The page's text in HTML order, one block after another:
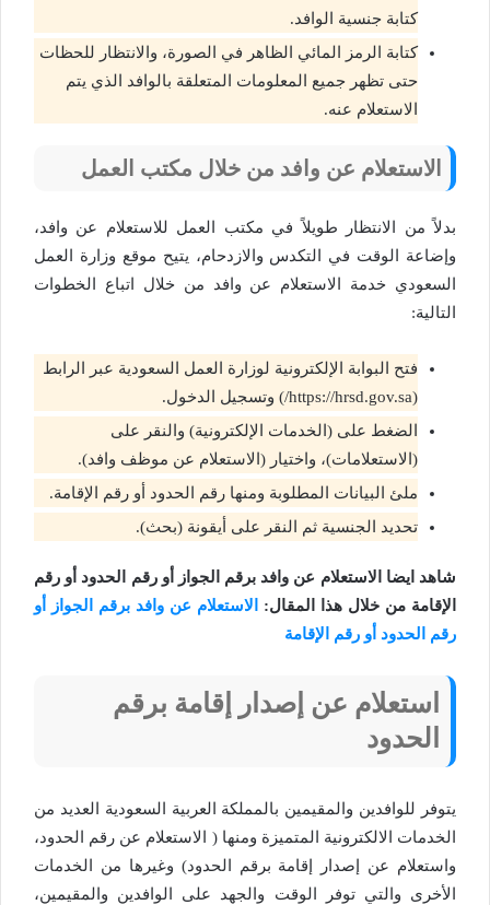
كتابة جنسية الوافد.
كتابة الرمز المائي الظاهر في الصورة، والانتظار للحظات
حتى تظهر جميع المعلومات المتعلقة بالوافد الذي يتم
الاستعلام عنه.
الاستعلام عن وافد من خلال مكتب العمل
بدلاً من الانتظار طويلاً في مكتب العمل للاستعلام عن وافد،
وإضاعة الوقت في التكدس والازدحام، يتيح موقع وزارة العمل
السعودي خدمة الاستعلام عن وافد من خلال اتباع الخطوات
التالية:
فتح البوابة الإلكترونية لوزارة العمل السعودية عبر الرابط
(https://hrsd.gov.sa/) وتسجيل الدخول.
الضغط على (الخدمات الإلكترونية) والنقر على
(الاستعلامات)، واختيار (الاستعلام عن موظف وافد).
ملئ البيانات المطلوبة ومنها رقم الحدود أو رقم الإقامة.
تحديد الجنسية ثم النقر على أيقونة (بحث).
شاهد ايضا الاستعلام عن وافد برقم الجواز أو رقم الحدود أو رقم
الإقامة من خلال هذا المقال:
الاستعلام عن وافد برقم الجواز أو
رقم الحدود أو رقم الإقامة
استعلام عن إصدار إقامة برقم
الحدود
يتوفر للوافدين والمقيمين بالمملكة العربية السعودية العديد من
الخدمات الالكترونية المتميزة ومنها ( الاستعلام عن رقم الحدود،
واستعلام عن إصدار إقامة برقم الحدود) وغيرها من الخدمات
الأخرى والتي توفر الوقت والجهد على الوافدين والمقيمين،